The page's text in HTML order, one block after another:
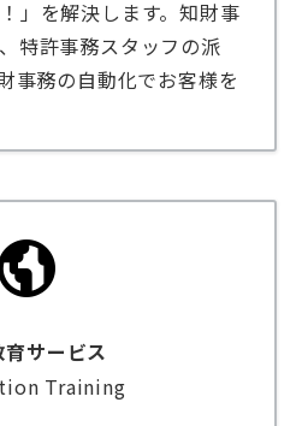
」を解決します。知財事
特許事務スタッフの派
事務の自動化でお客様を
サービス
Training